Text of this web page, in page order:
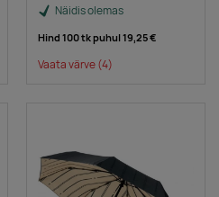
Näidis olemas
Hind 100 tk puhul19,25 €
Vaata värve(4)